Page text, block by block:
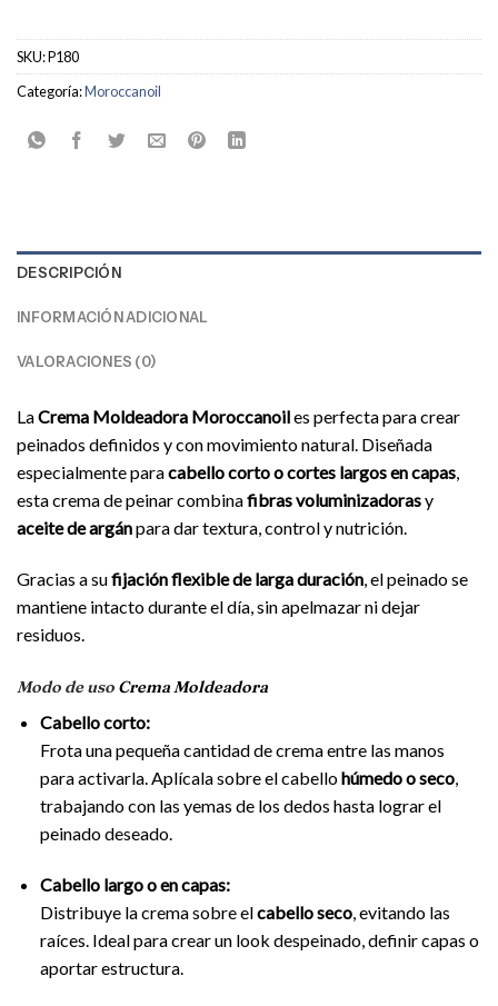
SKU:P180
Categoría:Moroccanoil
DESCRIPCIÓN
INFORMACIÓN ADICIONAL
VALORACIONES (0)
LaCrema Moldeadora Moroccanoiles perfecta para crear
peinados definidos y con movimiento natural. Diseñada
especialmente paracabello corto o cortes largos en capas,
esta crema de peinar combinafibras voluminizadorasy
aceite de argánpara dar textura, control y nutrición.
Gracias a sufijación flexible de larga duración, el peinado se
mantiene intacto durante el día, sin apelmazar ni dejar
residuos.
Modo de uso Crema Moldeadora
Cabello corto:
Frota una pequeña cantidad de crema entre las manos
para activarla. Aplícala sobre el cabellohúmedo o seco,
trabajando con las yemas de los dedos hasta lograr el
peinado deseado.
Cabello largo o en capas:
Distribuye la crema sobre elcabello seco, evitando las
raíces. Ideal para crear un look despeinado, definir capas o
aportar estructura.